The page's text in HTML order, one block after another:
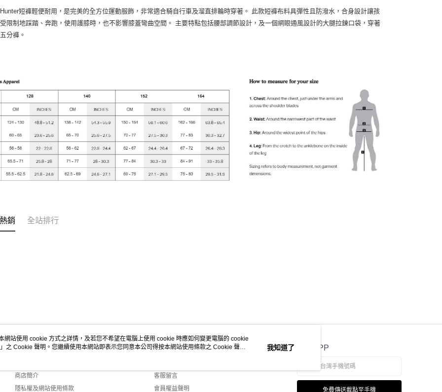
短褲輕便耐用，是完美的全方位運動服飾，非常適合騎自行車及溜直排輪時穿著。 此款短褲布料具彈性且防潑水，合身設計讓孩
限制地踩踏、奔跑，使用護膝時，也不影響膝蓋彎曲空間。 主要特點包括腰部調節設計，及一個網眼通風設計的大腿拉鍊口袋，穿著
分褲。
銷 全站排行
關於我們
商店簡介
隱私權及網站使用條款
客服資訊
客服留言
會員權益聲明
官方APP
免費傳送載點至手機
網站使用 cookie 方式之詳情，及若您不希望在電腦上使用 cookie 時應如何變更電腦的 cookie
」之 Cookie 聲明。您繼續使用本網站即表示您同意本公司得按本網站使用條款之 Cookie 聲明
我知道了